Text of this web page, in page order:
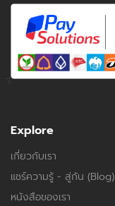
Explore
เกี่ยวกับเรา
แชร์ความรู้ - สู่กัน (Blog)
หนังสือของเรา